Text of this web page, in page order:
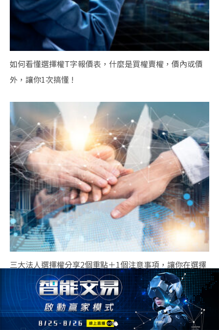
如何看懂選擇權T字報價表，什麼是買權賣權，價內或價
外，讓你1次搞懂 !
三大法人選擇權分享2個重點＋1個注意事項，讓你在選擇
權世界趨吉避凶！